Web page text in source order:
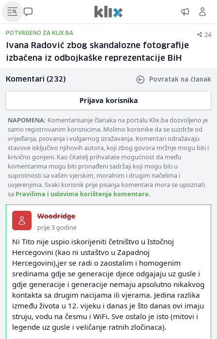
POTVRĐENO ZA KLIX.BA 24
Ivana Radović zbog skandalozne fotografije
izbačena iz odbojkaške reprezentacije BiH
Komentari (232) Povratak na članak
Prijava korisnika
NAPOMENA: Komentarisanje članaka na portalu Klix.ba dozvoljeno je
samo registrovanim korisnicima. Molimo korisnike da se suzdrže od
vrijeđanja, psovanja i vulgarnog izražavanja. Komentari odražavaju
stavove isključivo njihovih autora, koji zbog govora mržnje mogu biti i
krivično gonjeni. Kao čitatelj prihvatate mogućnost da među
komentarima mogu biti pronađeni sadržaji koji mogu biti u
suprotnosti sa vašim vjerskim, moralnim i drugim načelima i
uvjerenjima. Svaki korisnik prije pisanja komentara mora se upoznati
sa Pravilima i uslovima korištenja komentara.
Woodridge
prije 3 godine
Ni Tito nije uspio iskorijeniti četništvo u Istočnoj
Hercegovini (kao ni ustaštvo u Zapadnoj
Hercegovini),jer se radi o zaostalim i homogenim
sredinama gdje se generacije djece odgajaju uz gusle i
gdje generacije i generacije nemaju apsolutno nikakvog
kontakta sa drugim nacijama ili vjerama. Jedina razlika
između života u 12. vijeku i danas je što danas ovi imaju
struju, vodu na česmu i WiFi. Sve ostalo je isto (mitovi i
legende uz gusle i veličanje ratnih zločinaca).